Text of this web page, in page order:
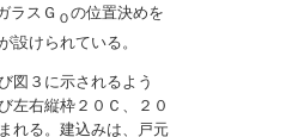
ラスＧ Ｏの位置決めを
設けられている。
図３に示されるよう
左右縦枠２０Ｃ、２０
れる。建込みは、戸元